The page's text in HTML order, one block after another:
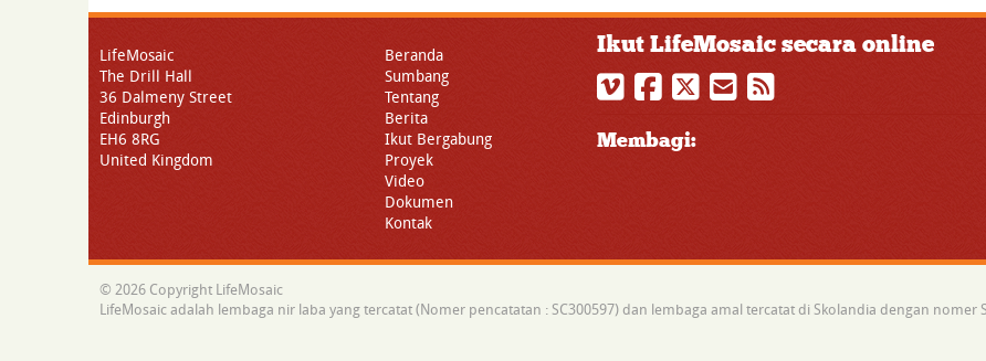
LifeMosaic
The Drill Hall
36 Dalmeny Street
Edinburgh
EH6 8RG
United Kingdom
Beranda
Sumbang
Tentang
Berita
Ikut Bergabung
Proyek
Video
Dokumen
Kontak
Ikut LifeMosaic secara online
Membagi:
© 2026 Copyright LifeMosaic
LifeMosaic adalah lembaga nir laba yang tercatat (Nomer pencatatan : SC300597) dan lembaga amal tercatat di Skolandia dengan nomer